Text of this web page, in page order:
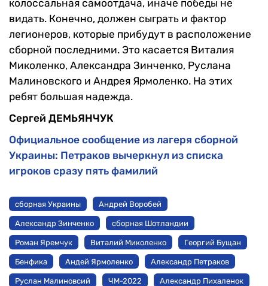
колоссальная самоотдача, иначе победы не
видать. Конечно, должен сыграть и фактор
легионеров, которые прибудут в расположение
сборной последними. Это касается Виталия
Миколенко, Александра Зинченко, Руслана
Малиновского и Андрея Ярмоленко. На этих
ребят большая надежда.
Сергей ДЕМЬЯНЧУК
Официальное сообщение из лагеря сборной
Украины: Петраков вычеркнул из списка
игроков сразу пять фамилий
сборная Украины Андрей Воробей
Александр Зинченко сборная Шотландии
Роман Яремчук Виталий Миколенко Георгий Бущан
Бенфика Андей Ярмоленко Александр Петраков
Руслан Малиновсий ЧМ-2022 Александр Пихаленок